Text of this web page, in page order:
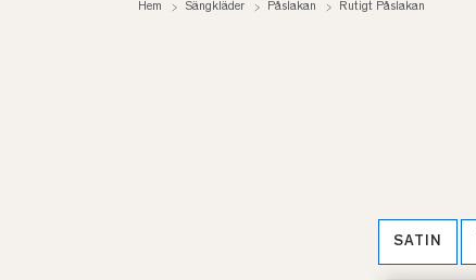
Hem Sängkläder Påslakan Rutigt Påslakan
SATIN